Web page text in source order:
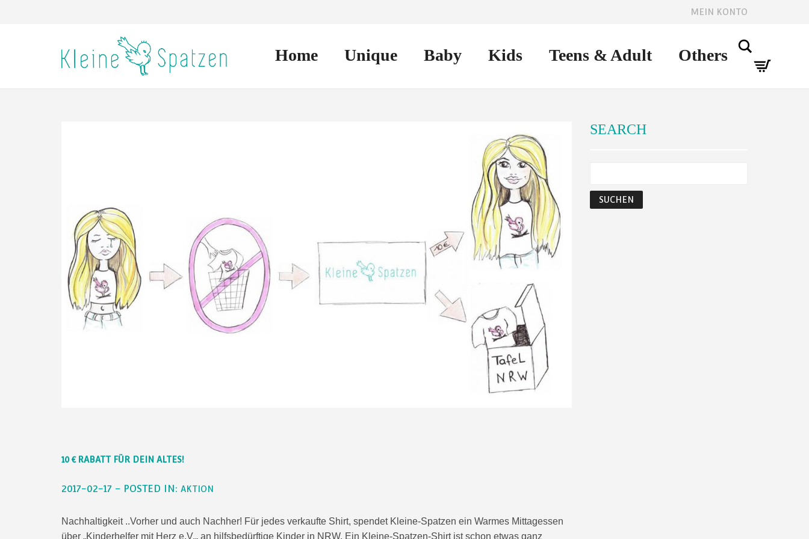
MEIN KONTO
Home Unique Baby Kids Teens & Adult Others
10 € RABATT FÜR DEIN ALTES!
2017-02-17 – POSTED IN: AKTION
Nachhaltigkeit ..Vorher und auch Nachher! Für jedes verkaufte Shirt, spendet Kleine-Spatzen ein Warmes Mittagessen
über „Kinderhelfer mit Herz e.V.„ an hilfsbedürftige Kinder in NRW. Ein Kleine-Spatzen-Shirt ist schon etwas ganz
SEARCH